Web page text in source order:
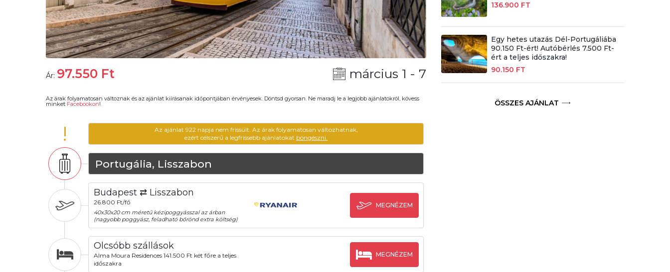
Ár: 97.550 Ft március 1 - 7
Az árak folyamatosan változnak és az ajánlat kiírásanak időpontjában érvényesek. Döntsd gyorsan. Ne maradj le a legjobb ajánlatokról, kövess
minket Facebookon!
!
Az ajánlat 922 napja nem frissült. Az árak folyamatosan változhatnak,
ezért célszerű a legfrissebb ajánlatokat böngészni.
Portugália, Lisszabon
Budapest ⇄ Lisszabon
26.800 Ft/fő
40x30x20 cm méretű kézipoggyásszal az árban
(nagyobb poggyász, feladható bőrönd extra költség)
MEGNÉZEM
Olcsóbb szállások
Alma Moura Residences 141.500 Ft két főre a teljes
időszakra
MEGNÉZEM
136.900 FT
Egy hetes utazás Dél-Portugáliába
90.150 Ft-ért! Autóbérlés 7.500 Ft-
ért a teljes időszakra!
90.150 FT
ÖSSZES AJÁNLAT